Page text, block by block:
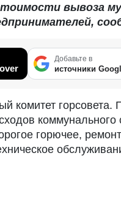
вывоза
Добавьте в
источники
комитет горсовета.
горючее, ремонт